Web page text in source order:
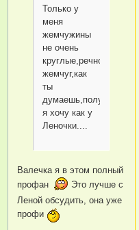
Только у
меня
жемчужины
не очень
круглые,речной
жемчуг,как
ты
я хочу как у
Леночки....
Валечка я в этом полный
профан
Это лучше с
Леной обсудить, она уже
профи